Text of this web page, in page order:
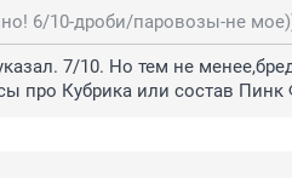
6/10-дроби/паровозы-не
7/10. Но тем не
про Кубрика или состав Пинк